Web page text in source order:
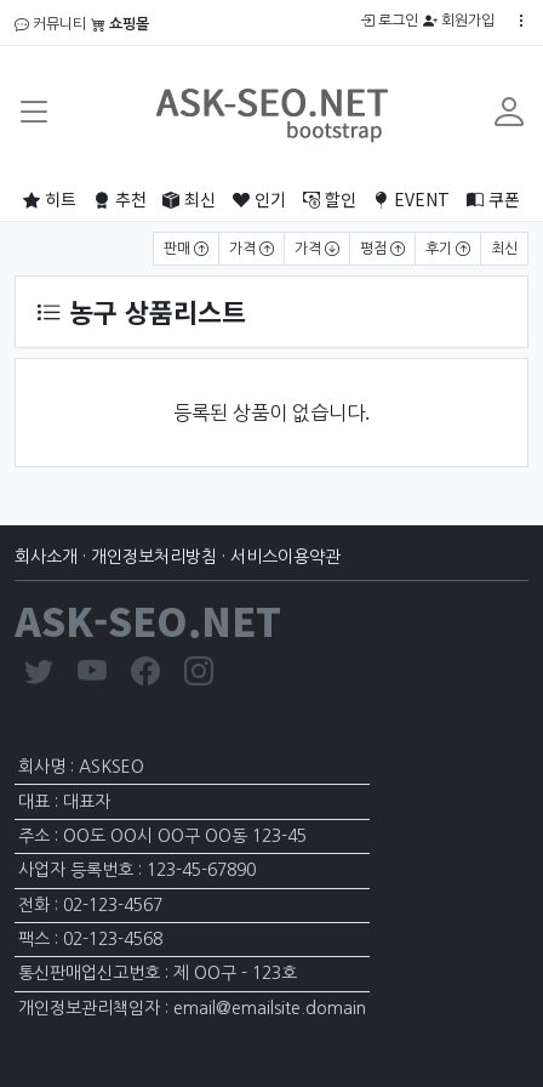
커뮤니티 쇼핑몰 로그인 회원가입
히트 추천 최신 인기 할인 EVENT 쿠폰
판매 가격 가격 평점 후기 최신
농구 상품리스트
등록된 상품이 없습니다.
회사소개 · 개인정보처리방침 · 서비스이용약관
ASK-SEO.NET
회사명 : ASKSEO
대표 : 대표자
주소 : OO도 OO시 OO구 OO동 123-45
사업자 등록번호 : 123-45-67890
전화 : 02-123-4567
팩스 : 02-123-4568
통신판매업신고번호 : 제 OO구 - 123호
개인정보관리책임자 : email@emailsite.domain